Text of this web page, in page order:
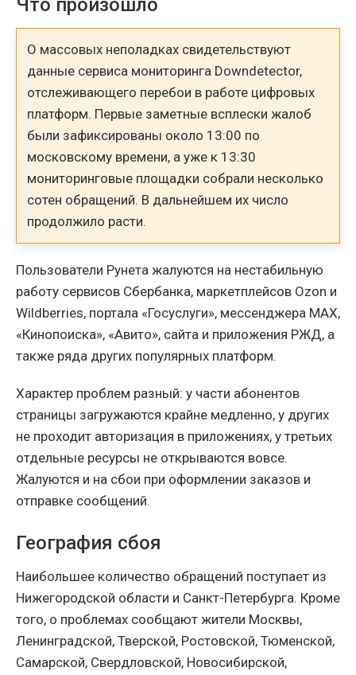
Что произошло
О массовых неполадках свидетельствуют
данные сервиса мониторинга Downdetector,
отслеживающего перебои в работе цифровых
платформ. Первые заметные всплески жалоб
были зафиксированы около 13:00 по
московскому времени, а уже к 13:30
мониторинговые площадки собрали несколько
сотен обращений. В дальнейшем их число
продолжило расти.
Пользователи Рунета жалуются на нестабильную
работу сервисов Сбербанка, маркетплейсов Ozon и
Wildberries, портала «Госуслуги», мессенджера MAX,
«Кинопоиска», «Авито», сайта и приложения РЖД, а
также ряда других популярных платформ.
Характер проблем разный: у части абонентов
страницы загружаются крайне медленно, у других
не проходит авторизация в приложениях, у третьих
отдельные ресурсы не открываются вовсе.
Жалуются и на сбои при оформлении заказов и
отправке сообщений.
География сбоя
Наибольшее количество обращений поступает из
Нижегородской области и Санкт-Петербурга. Кроме
того, о проблемах сообщают жители Москвы,
Ленинградской, Тверской, Ростовской, Тюменской,
Самарской, Свердловской, Новосибирской,